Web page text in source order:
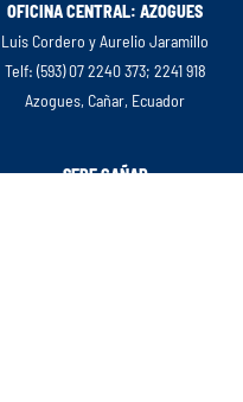
OFICINA CENTRAL: AZOGUES
Luis Cordero y Aurelio Jaramillo
Telf: (593) 07 2240 373; 2241 918
Azogues, Cañar, Ecuador
SEDE CAÑAR